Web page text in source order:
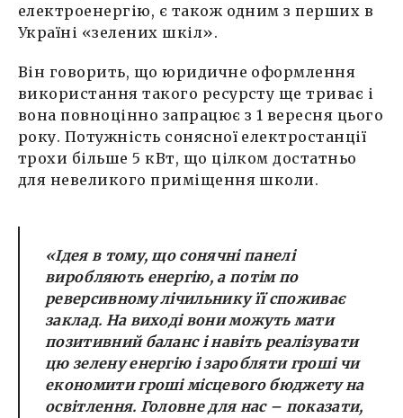
електроенергію, є також одним з перших в
Україні «зелених шкіл».
Він говорить, що юридичне оформлення
використання такого ресурсту ще триває і
вона повноцінно запрацює з 1 вересня цього
року. Потужність сонясної електростанції
трохи більше 5 кВт, що цілком достатньо
для невеликого приміщення школи.
«Ідея в тому, що сонячні панелі
виробляють енергію, а потім по
реверсивному лічильнику її споживає
заклад. На виході вони можуть мати
позитивний баланс і навіть реалізувати
цю зелену енергію і заробляти гроші чи
економити гроші місцевого бюджету на
освітлення. Головне для нас – показати,